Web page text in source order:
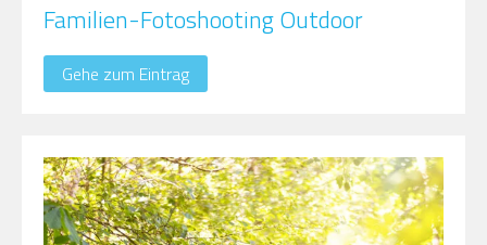
Familien-Fotoshooting Outdoor
Gehe zum Eintrag